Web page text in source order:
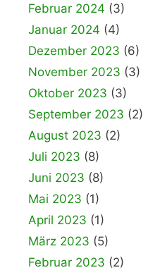
Februar 2024 (3)
Januar 2024 (4)
Dezember 2023 (6)
November 2023 (3)
Oktober 2023 (3)
September 2023 (2)
August 2023 (2)
Juli 2023 (8)
Juni 2023 (8)
Mai 2023 (1)
April 2023 (1)
März 2023 (5)
Februar 2023 (2)